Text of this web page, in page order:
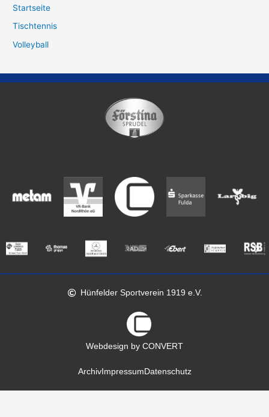
Startseite
Tischtennis
Volleyball
Hünfelder Sportverein 1919 e.V.
Webdesign by CONVERT
ArchivImpressum Datenschutz